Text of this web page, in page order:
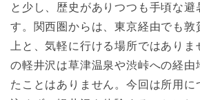
と少し、歴史がありつつも手頃な避
す。関西圏からは、東京経由でも敦
上と、気軽に行ける場所ではありま
の軽井沢は草津温泉や渋峠への経由
たことはありません。今回は所用に